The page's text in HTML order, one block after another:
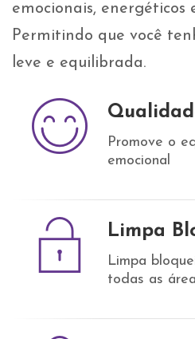
emocionais, energéticos
Permitindo que você
leve e equilibrada.
Promove o
emocional
Limpa
Limpa
todas as